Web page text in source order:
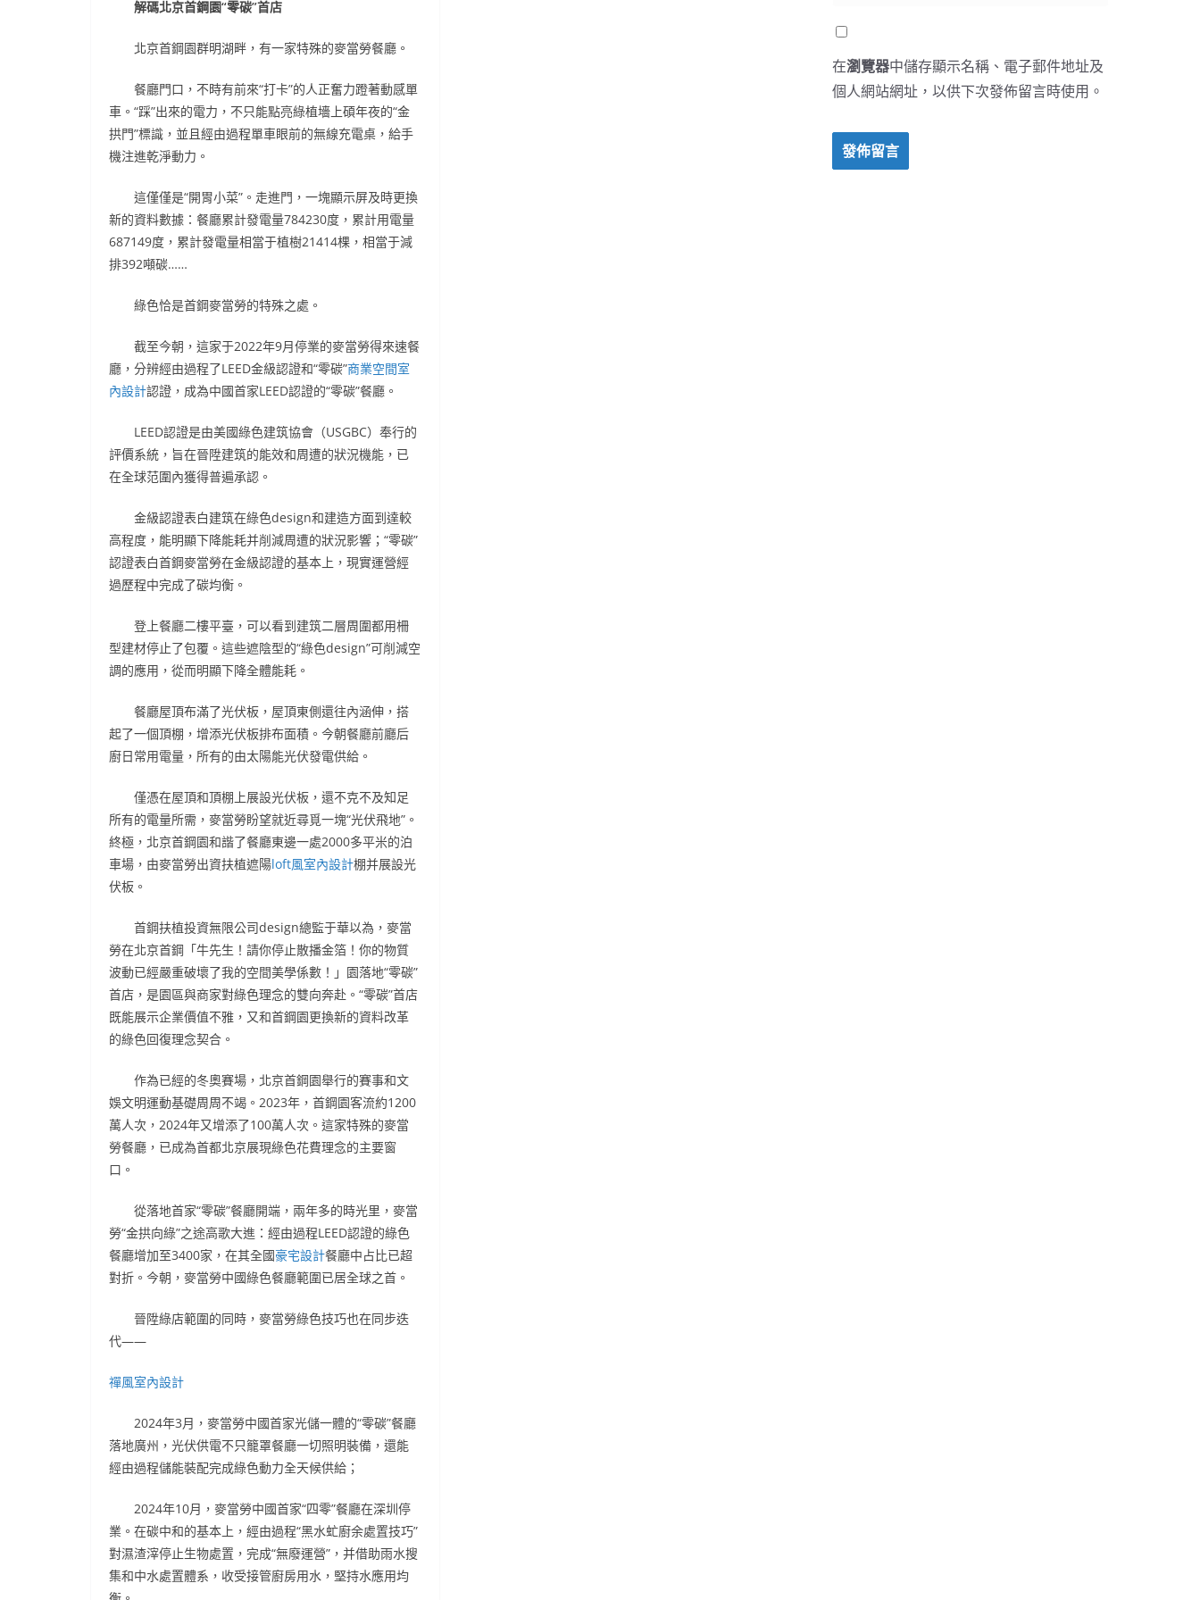
解碼北京首鋼園“零碳”首店
北京首鋼園群明湖畔，有一家特殊的麥當勞餐廳。
餐廳門口，不時有前來“打卡”的人正奮力蹬著動感單
車。“踩”出來的電力，不只能點亮綠植墻上碩年夜的“金
拱門”標識，並且經由過程單車眼前的無線充電桌，給手
機注進乾淨動力。
這僅僅是“開胃小菜”。走進門，一塊顯示屏及時更換
新的資料數據：餐廳累計發電量784230度，累計用電量
687149度，累計發電量相當于植樹21414棵，相當于減
排392噸碳……
綠色恰是首鋼麥當勞的特殊之處。
截至今朝，這家于2022年9月停業的麥當勞得來速餐
廳，分辨經由過程了LEED金級認證和“零碳”商業空間室
內設計認證，成為中國首家LEED認證的“零碳”餐廳。
LEED認證是由美國綠色建筑協會（USGBC）奉行的
評價系統，旨在晉陞建筑的能效和周遭的狀況機能，已
在全球范圍內獲得普遍承認。
金級認證表白建筑在綠色design和建造方面到達較
高程度，能明顯下降能耗并削減周遭的狀況影響；“零碳”
認證表白首鋼麥當勞在金級認證的基本上，現實運營經
過歷程中完成了碳均衡。
登上餐廳二樓平臺，可以看到建筑二層周圍都用柵
型建材停止了包覆。這些遮陰型的“綠色design”可削減空
調的應用，從而明顯下降全體能耗。
餐廳屋頂布滿了光伏板，屋頂東側還往內涵伸，搭
起了一個頂棚，增添光伏板排布面積。今朝餐廳前廳后
廚日常用電量，所有的由太陽能光伏發電供給。
僅憑在屋頂和頂棚上展設光伏板，還不克不及知足
所有的電量所需，麥當勞盼望就近尋覓一塊“光伏飛地”。
終極，北京首鋼園和諧了餐廳東邊一處2000多平米的泊
車場，由麥當勞出資扶植遮陽loft風室內設計棚并展設光
伏板。
首鋼扶植投資無限公司design總監于華以為，麥當
勞在北京首鋼「牛先生！請你停止散播金箔！你的物質
波動已經嚴重破壞了我的空間美學係數！」園落地“零碳”
首店，是園區與商家對綠色理念的雙向奔赴。“零碳”首店
既能展示企業價值不雅，又和首鋼園更換新的資料改革
的綠色回復理念契合。
作為已經的冬奧賽場，北京首鋼園舉行的賽事和文
娛文明運動基礎周周不竭。2023年，首鋼園客流約1200
萬人次，2024年又增添了100萬人次。這家特殊的麥當
勞餐廳，已成為首都北京展現綠色花費理念的主要窗
口。
從落地首家“零碳”餐廳開端，兩年多的時光里，麥當
勞“金拱向綠”之途高歌大進：經由過程LEED認證的綠色
餐廳增加至3400家，在其全國豪宅設計餐廳中占比已超
對折。今朝，麥當勞中國綠色餐廳範圍已居全球之首。
晉陞綠店範圍的同時，麥當勞綠色技巧也在同步迭
代——
禪風室內設計
2024年3月，麥當勞中國首家光儲一體的“零碳”餐廳
落地廣州，光伏供電不只籠罩餐廳一切照明裝備，還能
經由過程儲能裝配完成綠色動力全天候供給；
2024年10月，麥當勞中國首家“四零”餐廳在深圳停
業。在碳中和的基本上，經由過程“黑水虻廚余處置技巧”
對濕渣滓停止生物處置，完成“無廢運營”，并借助雨水搜
集和中水處置體系，收受接管廚房用水，堅持水應用均
在瀏覽器中儲存顯示名稱、電子郵件地址及
個人網站網址，以供下次發佈留言時使用。